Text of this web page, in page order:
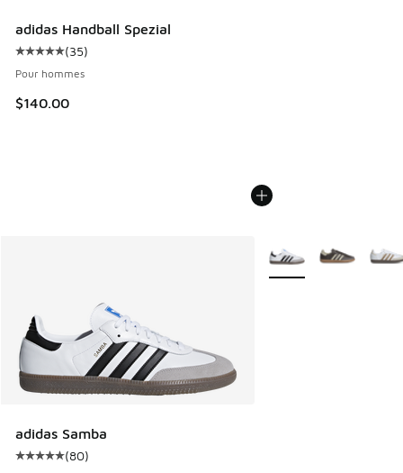
adidas Handball Spezial
Cote moyenne du client - [5 sur 5 étoiles], 35
(35)
Pour hommes
$140.00
adidas Samba
Cote moyenne du client - [5 sur 5 étoiles], 80
(80)
Plus de couleurs